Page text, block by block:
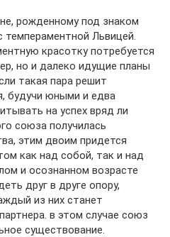
рожденному под знаком
темпераментной Львицей.
красотку потребуется
но и далеко идущие планы
такая пара решит
будучи юными и едва
на успех вряд ли
союза получилась
этим двоим придется
как над собой, так и над
и осознанном возрасте
друг в друге опору,
из них станет
в этом случае союз
существование.